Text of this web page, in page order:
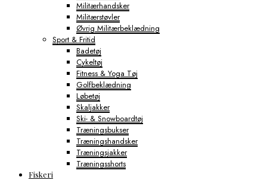
Militærhandsker
Militærstøvler
Øvrig Militærbeklædning
Sport & Fritid
Badetøj
Cykeltøj
Fitness & Yoga Tøj
Golfbeklædning
Løbetøj
Skaljakker
Ski- & Snowboardtøj
Træningsbukser
Træningshandsker
Træningsjakker
Træningsshorts
Fiskeri